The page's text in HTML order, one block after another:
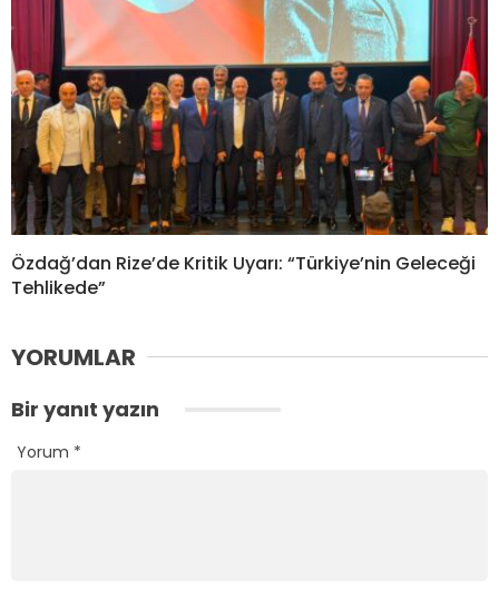
Özdağ’dan Rize’de Kritik Uyarı: “Türkiye’nin Geleceği
Tehlikede”
YORUMLAR
Bir yanıt yazın
Yorum *